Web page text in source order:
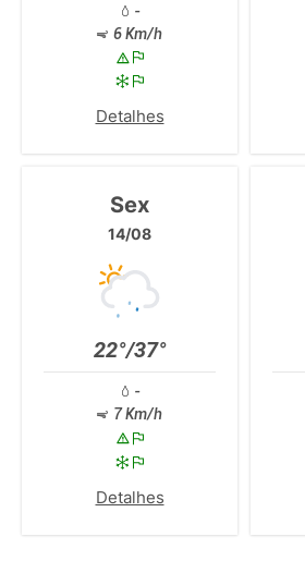
-
6 Km/h
Detalhes
Sex
14/08
22°/37°
-
7 Km/h
Detalhes